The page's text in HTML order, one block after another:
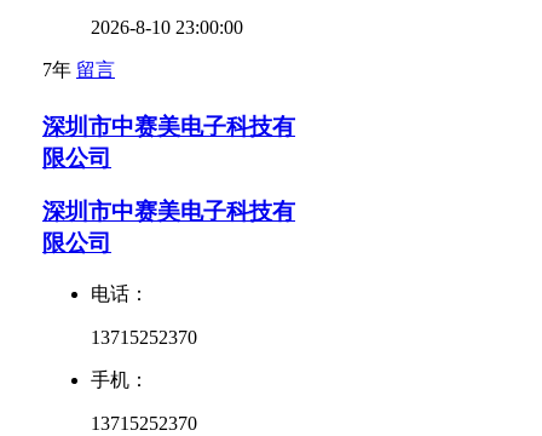
2026-8-10 23:00:00
7年 留言
深圳市中赛美电子科技有
限公司
深圳市中赛美电子科技有
限公司
电话：
13715252370
手机：
13715252370